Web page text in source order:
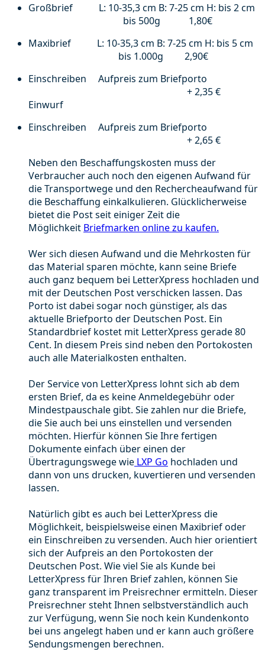
Großbrief L: 10-35,3 cm B: 7-25 cm H: bis 2 cm
bis 500g 1,80€
Maxibrief L: 10-35,3 cm B: 7-25 cm H: bis 5 cm
bis 1.000g 2,90€
Einschreiben Aufpreis zum Briefporto
+ 2,35 €
Einwurf
Einschreiben Aufpreis zum Briefporto
+ 2,65 €
Neben den Beschaffungskosten muss der
Verbraucher auch noch den eigenen Aufwand für
die Transportwege und den Rechercheaufwand für
die Beschaffung einkalkulieren. Glücklicherweise
bietet die Post seit einiger Zeit die
Möglichkeit Briefmarken online zu kaufen.
Wer sich diesen Aufwand und die Mehrkosten für
das Material sparen möchte, kann seine Briefe
auch ganz bequem bei LetterXpress hochladen und
mit der Deutschen Post verschicken lassen. Das
Porto ist dabei sogar noch günstiger, als das
aktuelle Briefporto der Deutschen Post. Ein
Standardbrief kostet mit LetterXpress gerade 80
Cent. In diesem Preis sind neben den Portokosten
auch alle Materialkosten enthalten.
Der Service von LetterXpress lohnt sich ab dem
ersten Brief, da es keine Anmeldegebühr oder
Mindestpauschale gibt. Sie zahlen nur die Briefe,
die Sie auch bei uns einstellen und versenden
möchten. Hierfür können Sie Ihre fertigen
Dokumente einfach über einen der
Übertragungswege wie LXP Go hochladen und
dann von uns drucken, kuvertieren und versenden
lassen.
Natürlich gibt es auch bei LetterXpress die
Möglichkeit, beispielsweise einen Maxibrief oder
ein Einschreiben zu versenden. Auch hier orientiert
sich der Aufpreis an den Portokosten der
Deutschen Post. Wie viel Sie als Kunde bei
LetterXpress für Ihren Brief zahlen, können Sie
ganz transparent im Preisrechner ermitteln. Dieser
Preisrechner steht Ihnen selbstverständlich auch
zur Verfügung, wenn Sie noch kein Kundenkonto
bei uns angelegt haben und er kann auch größere
Sendungsmengen berechnen.